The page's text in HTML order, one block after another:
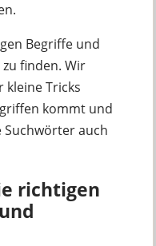
Begriffe und
finden. Wir
Tricks
kommt und
Suchwörter auch
richtigen